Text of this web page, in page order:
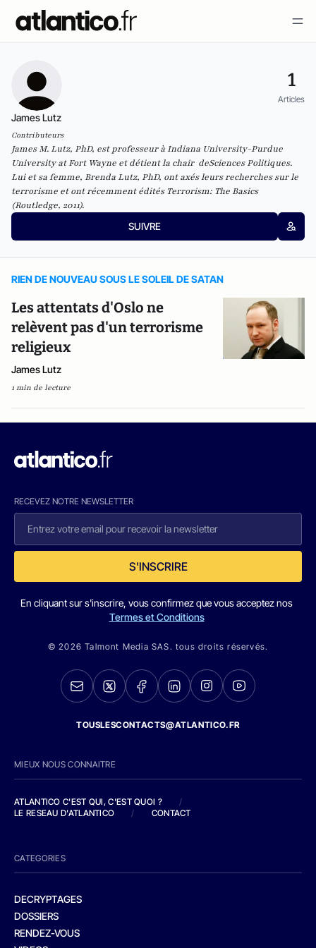
1
Articles
James Lutz
Contributeurs
James M. Lutz, PhD, est professeur à Indiana University-Purdue
University at Fort Wayne et détient la chair deSciences Politiques.
Lui et sa femme, Brenda Lutz, PhD, ont axés leurs recherches sur le
terrorisme et ont récemment éditésTerrorism: The Basics
(Routledge, 2011).
SUIVRE
RIEN DE NOUVEAU SOUS LE SOLEIL DE SATAN
Les attentats d'Oslo ne
relèvent pas d'un terrorisme
religieux
James Lutz
1 min de lecture
RECEVEZ NOTRE NEWSLETTER
S'INSCRIRE
En cliquant sur s'inscrire, vous confirmez que vous acceptez nos
Termes et Conditions
© 2026 Talmont Media SAS. tous droits réservés.
TOUSLESCONTACTS@ATLANTICO.FR
MIEUX NOUS CONNAITRE
ATLANTICO C'EST QUI, C'EST QUOI ?
/
LE RESEAU D'ATLANTICO
/ CONTACT
CATEGORIES
DECRYPTAGES
DOSSIERS
RENDEZ-VOUS